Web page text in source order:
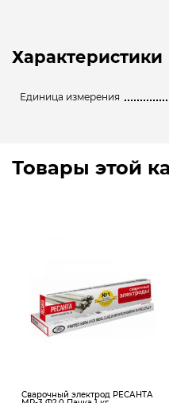
Характеристики
Единица измерения
Товары этой
Сварочный электрод РЕСАНТА